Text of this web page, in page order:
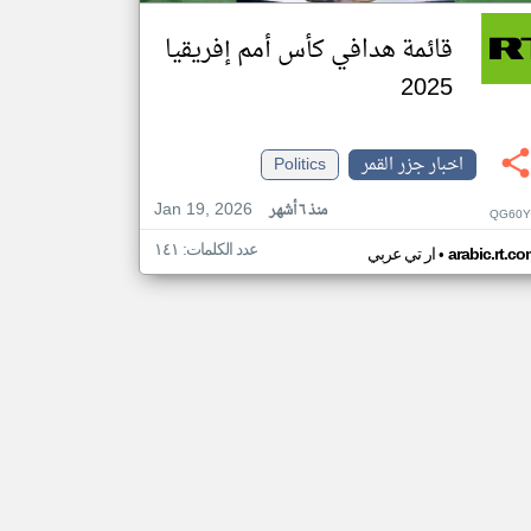
قائمة هدافي كأس أمم إفريقيا
2025
اخبار جزر القمر
Politics
Jan 19, 2026
منذ ٦ أشهر
ار تي عربي• عدد الكلمات: ١٤١